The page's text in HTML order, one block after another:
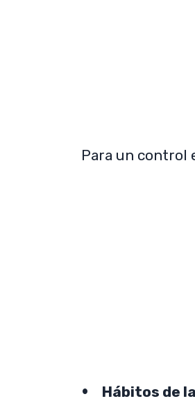
Para un control
Hábitos de